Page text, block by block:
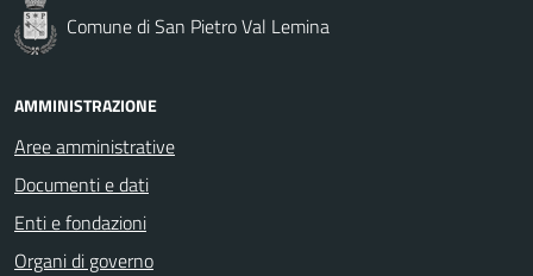
Comune di San Pietro Val Lemina
AMMINISTRAZIONE
Aree amministrative
Documenti e dati
Enti e fondazioni
Organi di governo